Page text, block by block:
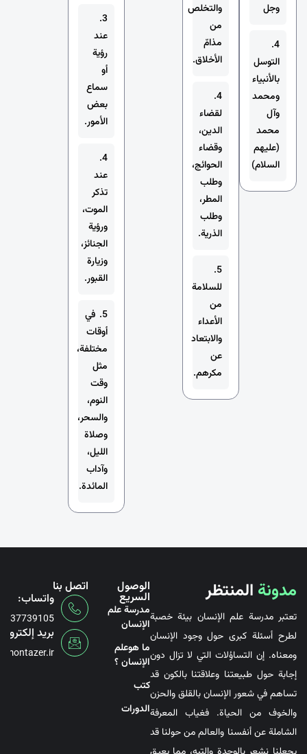
وجل
4.
التوسل
بالأنبياء
ومحمد
وآل
محمد
(عليهم
السلام)
والتخلص
من
مذامّ
الأخلاق.
4.
لقضاء
الدين،
وقضاء
الحوائج،
وطلب
المطر،
وطلب
الذرية.
5.
للسلامة
من
الأعداء
والابتعاد
عن
مكرهم.
3.
عند
رؤية
أو
سماع
بعض
الأمور.
4.
عند
تذكر
الموت،
ورؤية
الجنائز،
وزيارة
القبور.
5. في
أوقات
مختلفة،
مثل
وقت
النوم،
والسحر،
وصلاة
الليل،
وآداب
المائدة.
مدونة المنتظر
تعتبر مدرسة علم الإنسان بيئة خصبة
لطرح أسئلة كبرى حول وجود الإنسان
ومعناه. إن التساؤلات التي لا تزال دون
إجابة حول طبيعتنا وعلاقتنا بالكون قد
تساهم في شعور الإنسان بالقلق والحزن
والخوف من الحياة. فغياب المعرفة
الشاملة عن أنفسنا والعالم من حولنا قد
الوصول
السريع
مدرسة علم
الإنسان
ما هوعلم
الإنسان ؟
کتب
الدورات
اتصل بنا
واتساب:
بريد